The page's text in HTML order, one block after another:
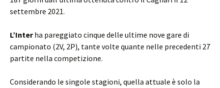
settembre 2021.
L’Interha pareggiato cinque delle ultime nove gare di
campionato (2V, 2P), tante volte quante nelle precedenti 27
partite nella competizione.
Considerando le singole stagioni, quella attuale è solo la